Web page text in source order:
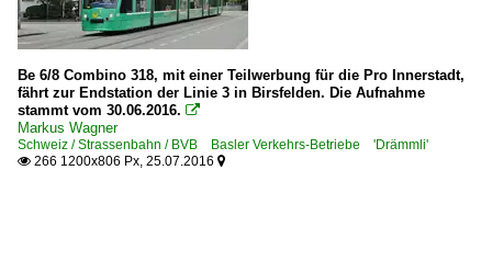
Be 6/8 Combino 318, mit einer Teilwerbung für die Pro Innerstadt,
fährt zur Endstation der Linie 3 in Birsfelden. Die Aufnahme
stammt vom 30.06.2016. 
Markus Wagner
Schweiz / Strassenbahn / BVB Basler Verkehrs-Betriebe 'Drämmli'
 266 1200x806 Px, 25.07.2016 